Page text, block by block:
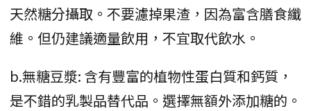
天然糖分攝取。不要濾掉果渣，因為富含膳食纖
維。但仍建議適量飲用，不宜取代飲水。
b.無糖豆漿: 含有豐富的植物性蛋白質和鈣質，
是不錯的乳製品替代品。選擇無額外添加糖的。